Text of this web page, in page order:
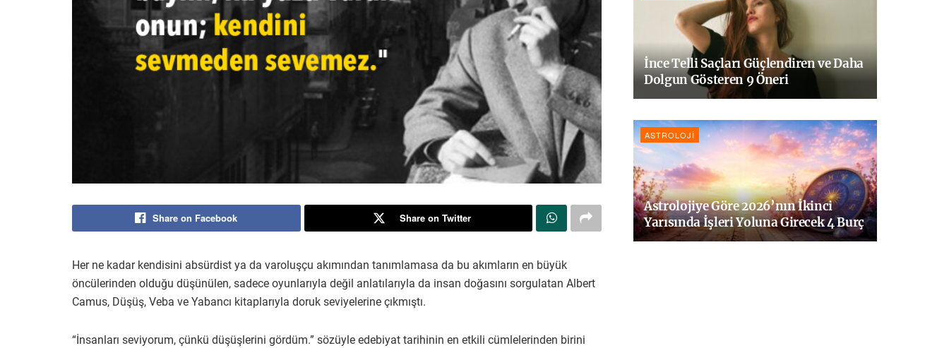
Share on Facebook Share on Twitter
Her ne kadar kendisini absürdist ya da varoluşçu akımından tanımlamasa da bu akımların en büyük
öncülerinden olduğu düşünülen, sadece oyunlarıyla değil anlatılarıyla da insan doğasını sorgulatan Albert
Camus, Düşüş, Veba ve Yabancı kitaplarıyla doruk seviyelerine çıkmıştı.
“İnsanları seviyorum, çünkü düşüşlerini gördüm.” sözüyle edebiyat tarihinin en etkili cümlelerinden birini
İnce Telli Saçları Güçlendiren ve Daha
Dolgun Gösteren 9 Öneri
ASTROLOJI
Astrolojiye Göre 2026’nın İkinci
Yarısında İşleri Yoluna Girecek 4 Burç